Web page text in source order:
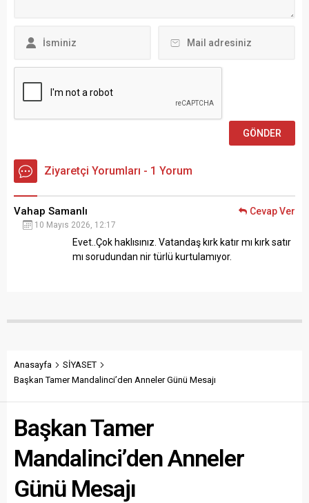
Ziyaretçi Yorumları - 1 Yorum
Vahap Samanlı
10 Mayıs 2026, 12:17
Evet..Çok haklısınız. Vatandaş kırk katır mı kırk satır
mı sorudundan nir türlü kurtulamıyor.
Cevap Ver
Anasayfa
SİYASET
Başkan Tamer Mandalinci’den Anneler Günü Mesajı
Başkan Tamer
Mandalinci’den Anneler
Günü Mesajı